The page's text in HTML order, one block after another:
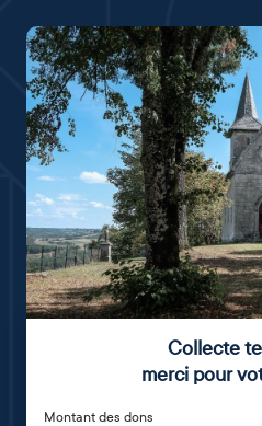
Collecte
merci pour
Montant des dons